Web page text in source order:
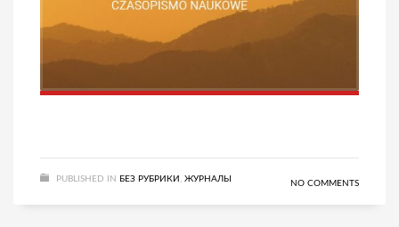
PUBLISHED IN БЕЗ РУБРИКИ , ЖУРНАЛЫ NO COMMENTS